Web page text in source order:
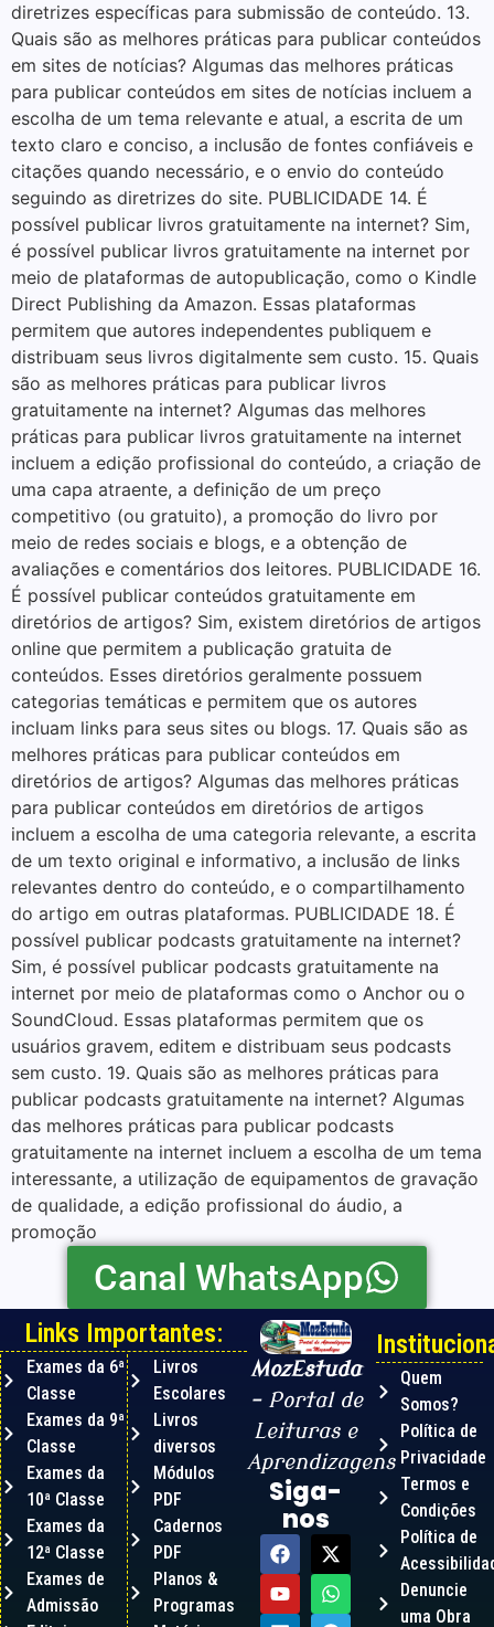
diretrizes específicas para submissão de conteúdo. 13.
Quais são as melhores práticas para publicar conteúdos
em sites de notícias? Algumas das melhores práticas
para publicar conteúdos em sites de notícias incluem a
escolha de um tema relevante e atual, a escrita de um
texto claro e conciso, a inclusão de fontes confiáveis e
citações quando necessário, e o envio do conteúdo
seguindo as diretrizes do site. PUBLICIDADE 14. É
possível publicar livros gratuitamente na internet? Sim,
é possível publicar livros gratuitamente na internet por
meio de plataformas de autopublicação, como o Kindle
Direct Publishing da Amazon. Essas plataformas
permitem que autores independentes publiquem e
distribuam seus livros digitalmente sem custo. 15. Quais
são as melhores práticas para publicar livros
gratuitamente na internet? Algumas das melhores
práticas para publicar livros gratuitamente na internet
incluem a edição profissional do conteúdo, a criação de
uma capa atraente, a definição de um preço
competitivo (ou gratuito), a promoção do livro por
meio de redes sociais e blogs, e a obtenção de
avaliações e comentários dos leitores. PUBLICIDADE 16.
É possível publicar conteúdos gratuitamente em
diretórios de artigos? Sim, existem diretórios de artigos
online que permitem a publicação gratuita de
conteúdos. Esses diretórios geralmente possuem
categorias temáticas e permitem que os autores
incluam links para seus sites ou blogs. 17. Quais são as
melhores práticas para publicar conteúdos em
diretórios de artigos? Algumas das melhores práticas
para publicar conteúdos em diretórios de artigos
incluem a escolha de uma categoria relevante, a escrita
de um texto original e informativo, a inclusão de links
relevantes dentro do conteúdo, e o compartilhamento
do artigo em outras plataformas. PUBLICIDADE 18. É
possível publicar podcasts gratuitamente na internet?
Sim, é possível publicar podcasts gratuitamente na
internet por meio de plataformas como o Anchor ou o
SoundCloud. Essas plataformas permitem que os
usuários gravem, editem e distribuam seus podcasts
sem custo. 19. Quais são as melhores práticas para
publicar podcasts gratuitamente na internet? Algumas
das melhores práticas para publicar podcasts
gratuitamente na internet incluem a escolha de um tema
interessante, a utilização de equipamentos de gravação
de qualidade, a edição profissional do áudio, a
promoção
Canal WhatsApp
MozEstuda
– Portal de
Leituras e
Aprendizagens
Siga-
nos
Quem
Somos?
Política de
Privacidade
Termos e
Condições
Política de
Denuncie
uma Obra
Links Importantes:
Exames da 6ª
Classe
Exames da 9ª
Classe
Exames da
10ª Classe
Exames da
12ª Classe
Exames de
Admissão
Livros
Escolares
Livros
diversos
Módulos
PDF
Cadernos
PDF
Planos &
Programas